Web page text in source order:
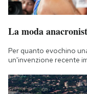
La moda
Per quanto evochino
un'invenzione recente